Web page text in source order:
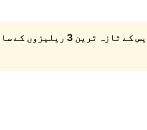
3 ریلیزوں کے ساتھ ٹیسٹ نہیں کیا گیا ہے